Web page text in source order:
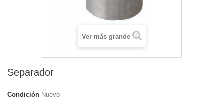
Ver más grande
Separador
Condición Nuevo